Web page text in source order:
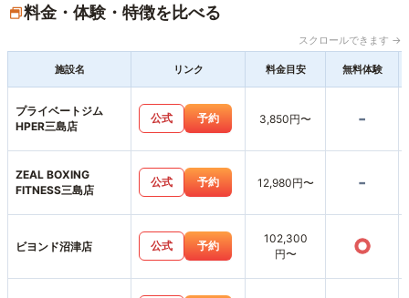
料金・体験・特徴を比べる
スクロールできます →
施設名 リンク 料金目安 無料体験
プライベートジム
HPER三島店
公式 予約 3,850円〜 -
ZEAL BOXING
FITNESS三島店
公式 予約 12,980円〜 -
ビヨンド沼津店 公式 予約
102,300
円〜
○